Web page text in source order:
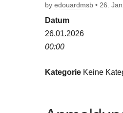
by edouardmsb • 26.
Datum
26.01.2026
00:00
Kategorie Keine